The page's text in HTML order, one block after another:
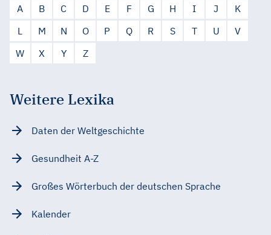
A B C D E F G H I J
K
L
M N O P Q R S T U
V
W
X Y Z
Weitere Lexika
Daten der Weltgeschichte
Gesundheit A-Z
Großes Wörterbuch der deutschen Sprache
Kalender